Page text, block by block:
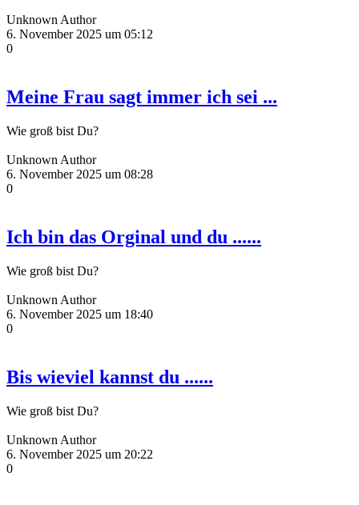
Unknown Author
6. November 2025 um 05:12
0
Meine Frau sagt immer ich sei ...
Wie groß bist Du?
Unknown Author
6. November 2025 um 08:28
0
Ich bin das Orginal und du ......
Wie groß bist Du?
Unknown Author
6. November 2025 um 18:40
0
Bis wieviel kannst du ......
Wie groß bist Du?
Unknown Author
6. November 2025 um 20:22
0